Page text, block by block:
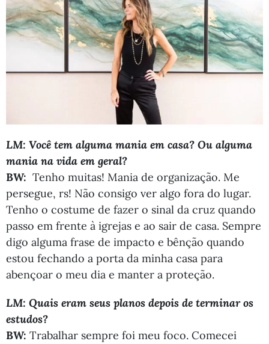
LM: Você tem alguma mania em casa? Ou alguma
mania na vida em geral?
BW: Tenho muitas! Mania de organização. Me
persegue, rs! Não consigo ver algo fora do lugar.
Tenho o costume de fazer o sinal da cruz quando
passo em frente à igrejas e ao sair de casa. Sempre
digo alguma frase de impacto e bênção quando
estou fechando a porta da minha casa para
abençoar o meu dia e manter a proteção.
LM: Quais eram seus planos depois de terminar os
estudos?
BW: Trabalhar sempre foi meu foco. Comecei